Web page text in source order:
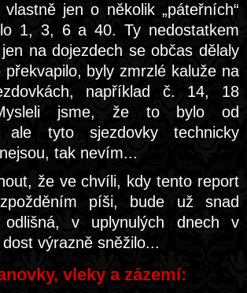
jen o několik „páteřních“
1, 3, 6 a 40. Ty nedostatkem
na dojezdech se občas dělaly
překvapilo, byly zmrzlé kaluže na
například č. 14, 18
jsme, že to bylo od
ale tyto sjezdovky technicky
tak nevím...
že ve chvíli, kdy tento report
píši, bude už snad
v uplynulých dnech v
výrazně sněžilo...
vleky a zázemí: